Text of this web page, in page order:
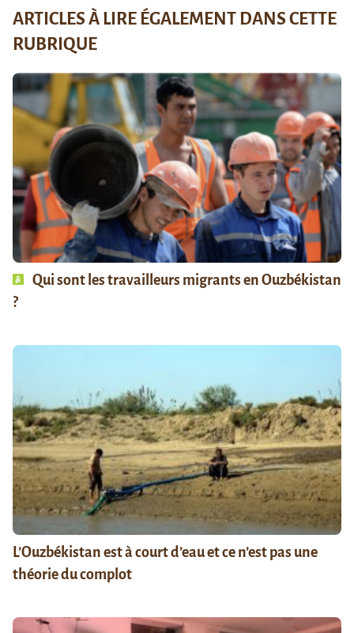
ARTICLES À LIRE ÉGALEMENT DANS CETTE
RUBRIQUE
Qui sont les travailleurs migrants en Ouzbékistan
?
L’Ouzbékistan est à court d’eau et ce n’est pas une
théorie du complot